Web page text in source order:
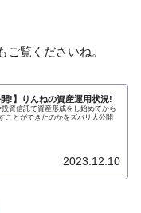
覧くださいね。
開!】りんねの資産運用状況!
資信託で資産形成をし始めてから
ことができたのかをズバリ大公開
2023.12.10